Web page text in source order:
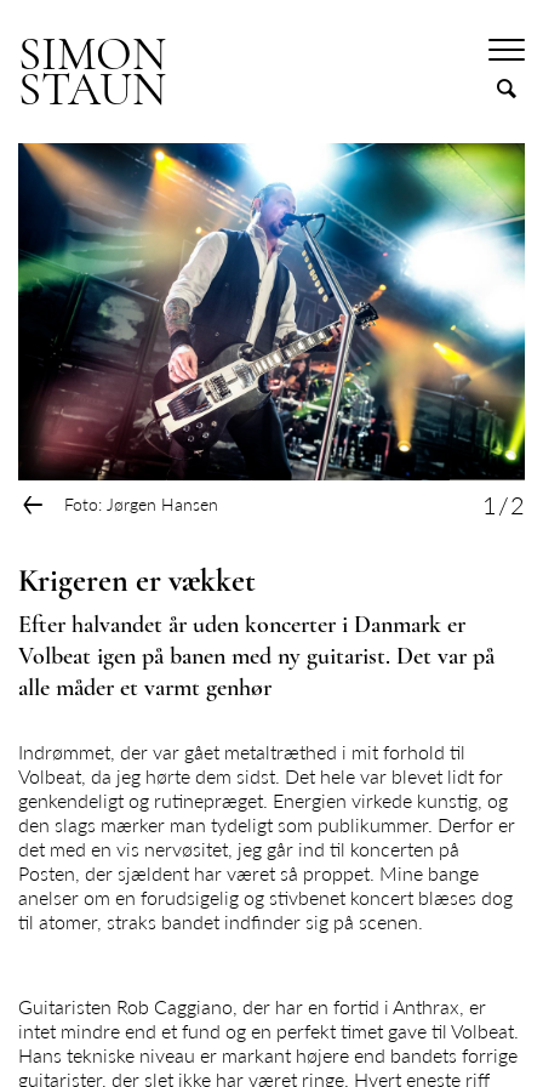
SIMON
STAUN
← Foto: Jørgen Hansen 1 /2
Krigeren er vækket
Efter halvandet år uden koncerter i Danmark er
Volbeat igen på banen med ny guitarist. Det var på
alle måder et varmt genhør
Indrømmet, der var gået metaltræthed i mit forhold til
Volbeat, da jeg hørte dem sidst. Det hele var blevet lidt for
genkendeligt og rutinepræget. Energien virkede kunstig, og
den slags mærker man tydeligt som publikummer. Derfor er
det med en vis nervøsitet, jeg går ind til koncerten på
Posten, der sjældent har været så proppet. Mine bange
anelser om en forudsigelig og stivbenet koncert blæses dog
til atomer, straks bandet indfinder sig på scenen.
Guitaristen Rob Caggiano, der har en fortid i Anthrax, er
intet mindre end et fund og en perfekt timet gave til Volbeat
Hans tekniske niveau er markant højere end bandets forrige
guitarister, der slet ikke har været ringe. Hvert eneste riff